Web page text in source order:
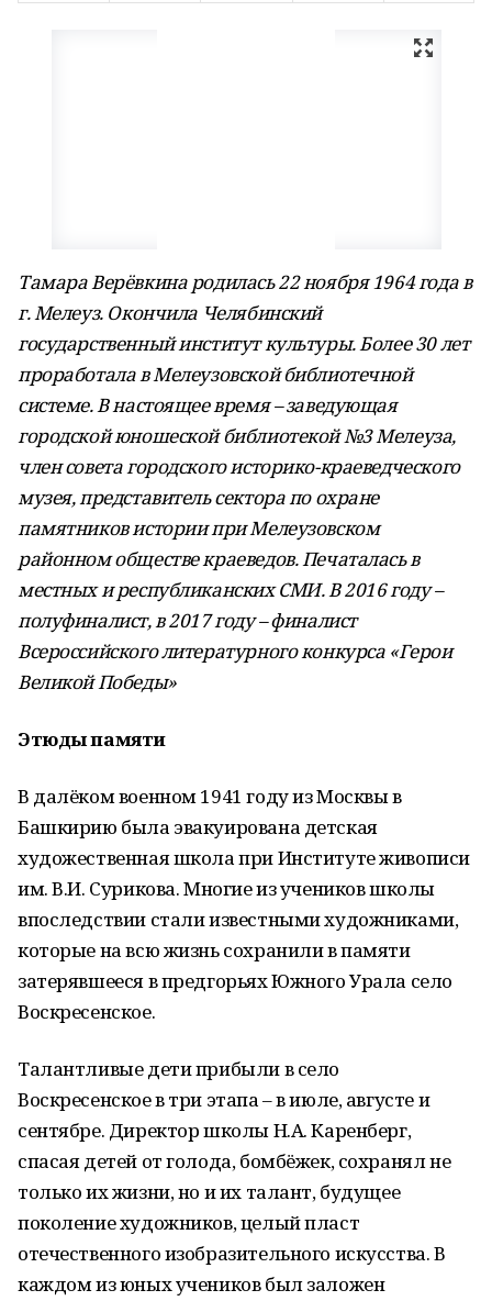
Тамара Верёвкина родилась 22 ноября 1964 года в
г. Мелеуз. Окончила Челябинский
государственный институт культуры. Более 30 лет
проработала в Мелеузовской библиотечной
системе. В настоящее время – заведующая
городской юношеской библиотекой №3 Мелеуза,
член совета городского историко-краеведческого
музея, представитель сектора по охране
памятников истории при Мелеузовском
районном обществе краеведов. Печаталась в
местных и республиканских СМИ. В 2016 году –
полуфиналист, в 2017 году – финалист
Всероссийского литературного конкурса «Герои
Великой Победы»
Этюды памяти
В далёком военном 1941 году из Москвы в
Башкирию была эвакуирована детская
художественная школа при Институте живописи
им. В.И. Сурикова. Многие из учеников школы
впоследствии стали известными художниками,
которые на всю жизнь сохранили в памяти
затерявшееся в предгорьях Южного Урала село
Воскресенское.
Талантливые дети прибыли в село
Воскресенское в три этапа – в июле, августе и
сентябре. Директор школы Н.А. Каренберг,
спасая детей от голода, бомбёжек, сохранял не
только их жизни, но и их талант, будущее
поколение художников, целый пласт
отечественного изобразительного искусства. В
каждом из юных учеников был заложен